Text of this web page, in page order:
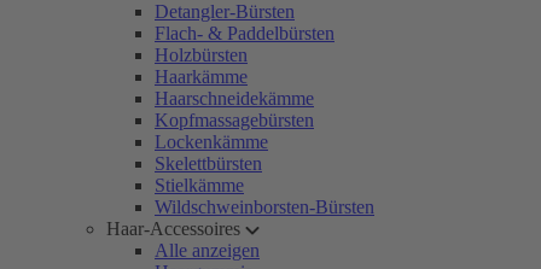
Detangler-Bürsten
Flach- & Paddelbürsten
Holzbürsten
Haarkämme
Haarschneidekämme
Kopfmassagebürsten
Lockenkämme
Skelettbürsten
Stielkämme
Wildschweinborsten-Bürsten
Haar-Accessoires
Alle anzeigen